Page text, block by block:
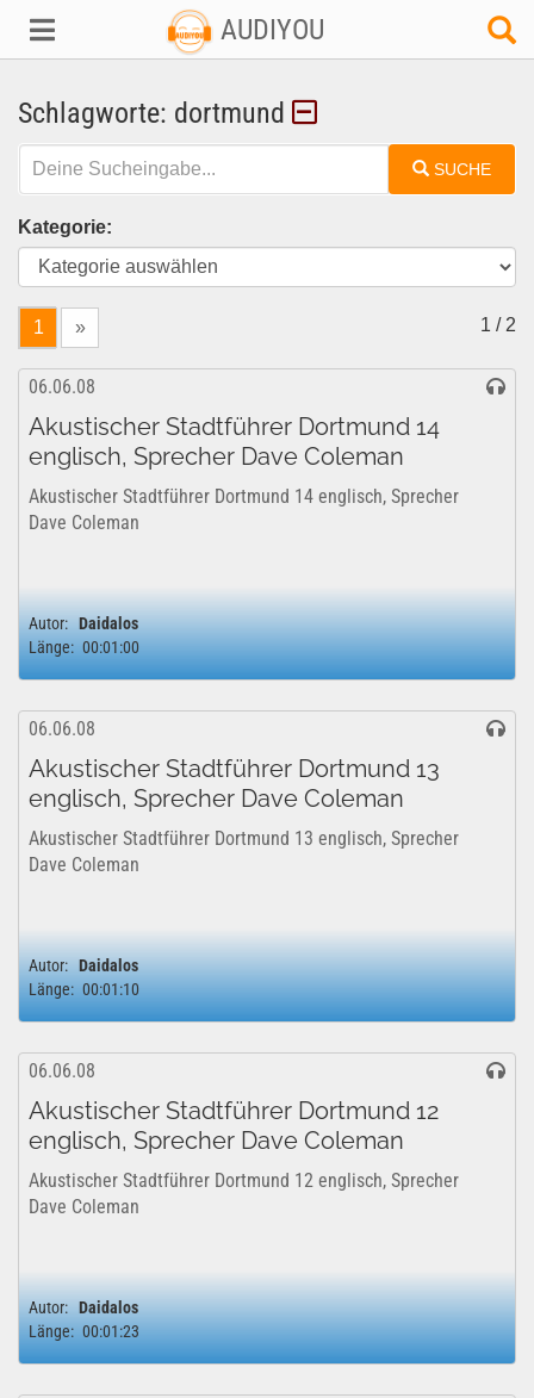
AUDIYOU
Schlagworte: dortmund
SUCHE
Kategorie:
1 » 1 / 2
06.06.08
Akustischer Stadtführer Dortmund 14
englisch, Sprecher Dave Coleman
Akustischer Stadtführer Dortmund 14 englisch, Sprecher
Dave Coleman
Autor: Daidalos
Länge: 00:01:00
06.06.08
Akustischer Stadtführer Dortmund 13
englisch, Sprecher Dave Coleman
Akustischer Stadtführer Dortmund 13 englisch, Sprecher
Dave Coleman
Autor: Daidalos
Länge: 00:01:10
06.06.08
Akustischer Stadtführer Dortmund 12
englisch, Sprecher Dave Coleman
Akustischer Stadtführer Dortmund 12 englisch, Sprecher
Dave Coleman
Autor: Daidalos
Länge: 00:01:23